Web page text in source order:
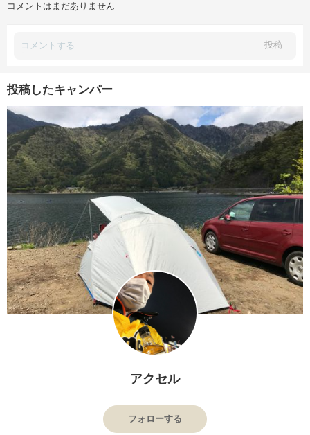
コメントはまだありません
投稿
投稿したキャンパー
アクセル
フォローする